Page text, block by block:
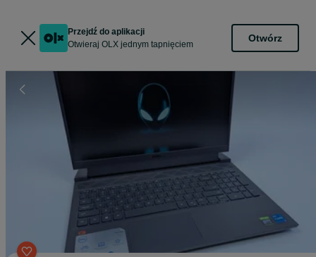
Przejdź do aplikacji
Otwieraj OLX jednym tapnięciem
Otwórz